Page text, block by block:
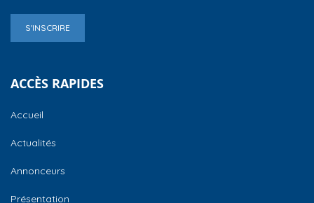
S'INSCRIRE
ACCÈS RAPIDES
Accueil
Actualités
Annonceurs
Présentation